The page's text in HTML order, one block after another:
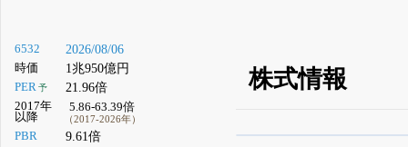
6532 2026/08/06
時価 1兆950億円
PER予 21.96倍
2017年
以降
5.86-63.39倍
（2017-2026年）
PBR 9.61倍
株式情報